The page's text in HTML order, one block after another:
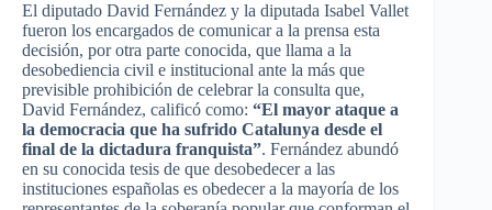
El diputado David Fernández y la diputada Isabel Vallet
fueron los encargados de comunicara la prensa esta
decisión, por otra parte conocida, que llama a la
desobediencia civil e institucional ante la más que
previsible prohibición de celebrarla consulta que,
David Fernández, calificó como: “El mayor ataque a
la democracia que ha sufrido Catalunya desde el
final de la dictadura franquista”. Fernández abundó
en su conocida tesis de que desobedecera las
instituciones españolas es obedecera la mayoría de los